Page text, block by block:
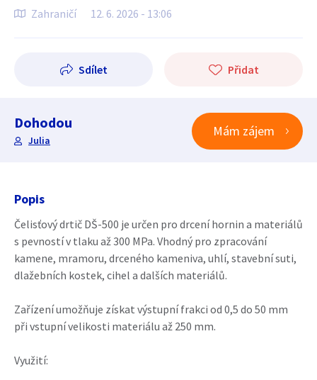
Zahraničí 12. 6. 2026 - 13:06
Sdílet Přidat
Dohodou
Julia
Mám zájem
Popis
Čelisťový drtič DŠ-500 je určen pro drcení hornin a materiálů
s pevností v tlaku až 300 MPa. Vhodný pro zpracování
kamene, mramoru, drceného kameniva, uhlí, stavební suti,
dlažebních kostek, cihel a dalších materiálů.
Zařízení umožňuje získat výstupní frakci od 0,5 do 50 mm
při vstupní velikosti materiálu až 250 mm.
Využití: